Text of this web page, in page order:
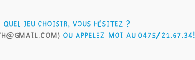
quel jeu choisir, vous hésitez ?
) ou appelez-moi au 0475/21.67.34!